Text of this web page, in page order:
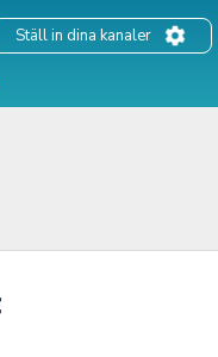
Ställ in dina kanaler